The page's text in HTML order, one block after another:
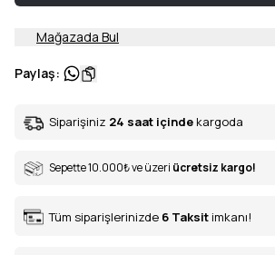
Mağazada Bul
Paylaş:
Siparişiniz 24 saat içinde kargoda
Sepette 10.000₺ve üzeri ücretsiz kargo!
Tüm siparişlerinizde 6 Taksit imkanı!